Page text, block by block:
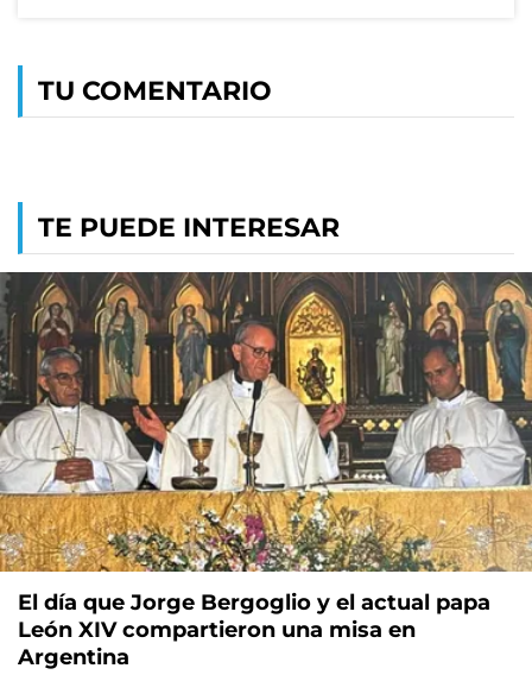
TU COMENTARIO
TE PUEDE INTERESAR
El día que Jorge Bergoglio y el actual papa
León XIV compartieron una misa en
Argentina